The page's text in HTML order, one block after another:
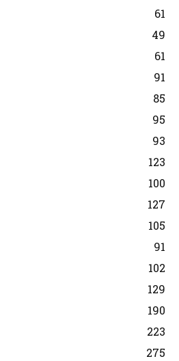
61
49
61
91
85
95
93
123
100
127
105
91
102
129
190
223
275